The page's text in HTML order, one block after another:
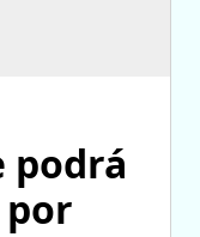
podrá